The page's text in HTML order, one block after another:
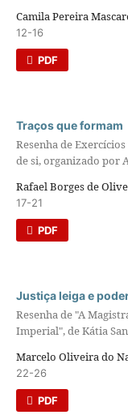
Camila Pereira
12-16
PDF
Traços que formam
Resenha de
de si, organizado por
Rafael Borges de
17-21
PDF
Justiça leiga e
Resenha de "A
Imperial", de Kátia
Marcelo Oliveira do
22-26
PDF